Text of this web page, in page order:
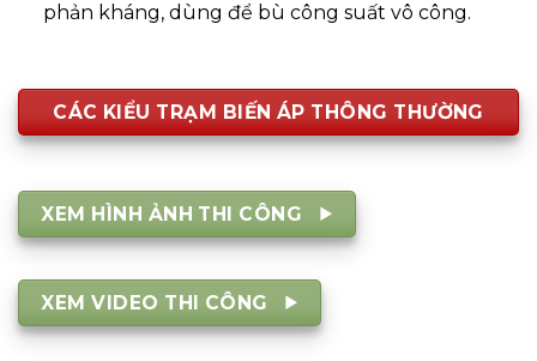
phản kháng, dùng để bù công suất vô công.
CÁC KIỂU TRẠM BIẾN ÁP THÔNG THƯỜNG
XEM HÌNH ẢNH THI CÔNG
XEM VIDEO THI CÔNG